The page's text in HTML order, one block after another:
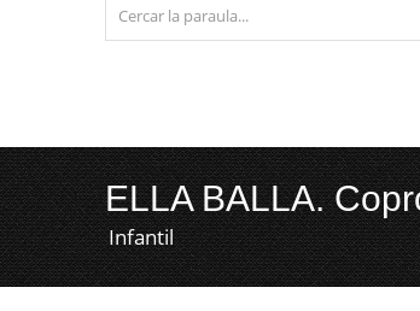
ELLA BALLA.
Infantil